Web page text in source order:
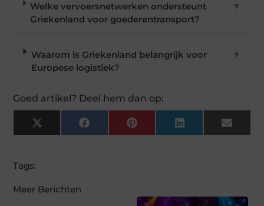
Welke vervoersnetwerken ondersteunt
Griekenland voor goederentransport?
▼
Waarom is Griekenland belangrijk voor
Europese logistiek?
▼
Goed artikel? Deel hem dan op:
X
(Twitter)
FacebookPinterest LinkedIn Email
Tags:
Meer Berichten